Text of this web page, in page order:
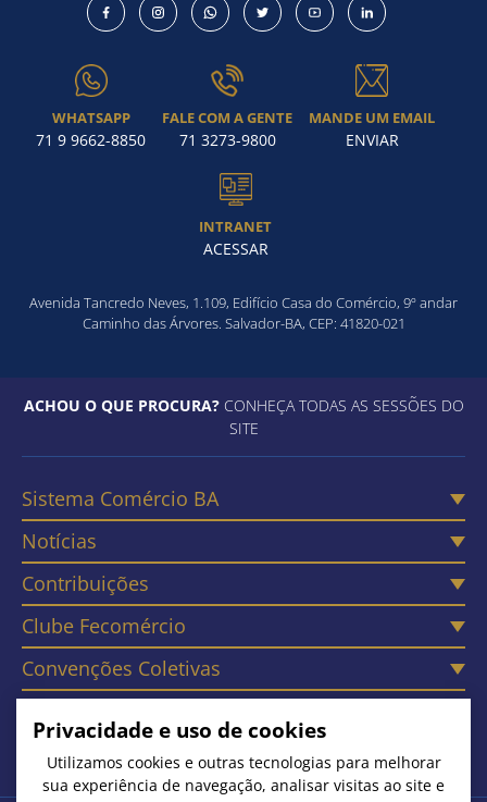
WHATSAPP
71 9 9662-8850
FALE COM A GENTE
71 3273-9800
MANDE UM EMAIL
ENVIAR
INTRANET
ACESSAR
Avenida Tancredo Neves, 1.109, Edifício Casa do Comércio, 9º andar
Caminho das Árvores. Salvador-BA, CEP: 41820-021
ACHOU O QUE PROCURA?CONHEÇA TODAS AS SESSÕES DO
SITE
Sistema Comércio BA
Notícias
Contribuições
Clube Fecomércio
Convenções Coletivas
Contato
Privacidade e uso de cookies
Utilizamos cookies e outras tecnologias para melhorar
sua experiência de navegação, analisar visitas ao site e